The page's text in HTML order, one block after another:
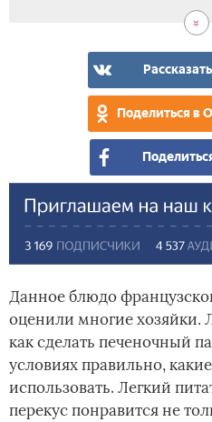
Поделиться в
Данное блюдо
оценили многие хозяйки.
как сделать печеночный
условиях правильно,
использовать. Легкий
перекус понравится не